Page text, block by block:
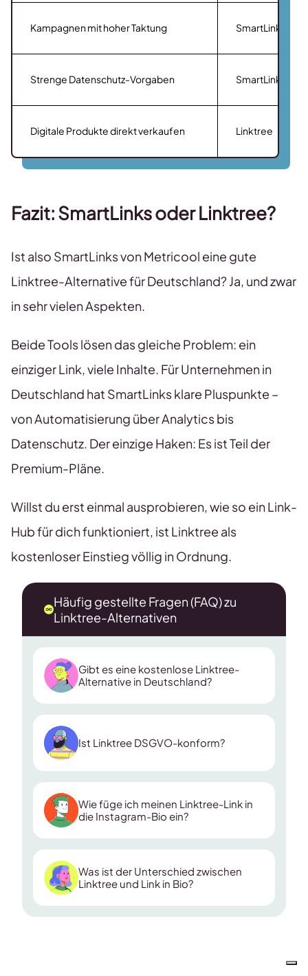
Kampagnen mit hoher Taktung SmartLinks
Strenge Datenschutz-Vorgaben SmartLinks
Digitale Produkte direkt verkaufen Linktree
Fazit: SmartLinks oder Linktree?
Ist also SmartLinks von Metricool eine gute
Linktree-Alternative für Deutschland? Ja, und zwar
in sehr vielen Aspekten.
Beide Tools lösen das gleiche Problem: ein
einziger Link, viele Inhalte. Für Unternehmen in
Deutschland hat SmartLinks klare Pluspunkte –
von Automatisierung über Analytics bis
Datenschutz. Der einzige Haken: Es ist Teil der
Premium-Pläne.
Willst du erst einmal ausprobieren, wie so ein Link-
Hub für dich funktioniert, ist Linktree als
kostenloser Einstieg völlig in Ordnung.
Häufig gestellte Fragen (FAQ) zu
Linktree-Alternativen
Gibt es eine kostenlose Linktree-
Alternative in Deutschland?
SmartLinks von Metricool
Ist Linktree DSGVO-konform?
Wie füge ich meinen Linktree-Link in
die Instagram-Bio ein?
Was ist der Unterschied zwischen
Linktree und Link in Bio?